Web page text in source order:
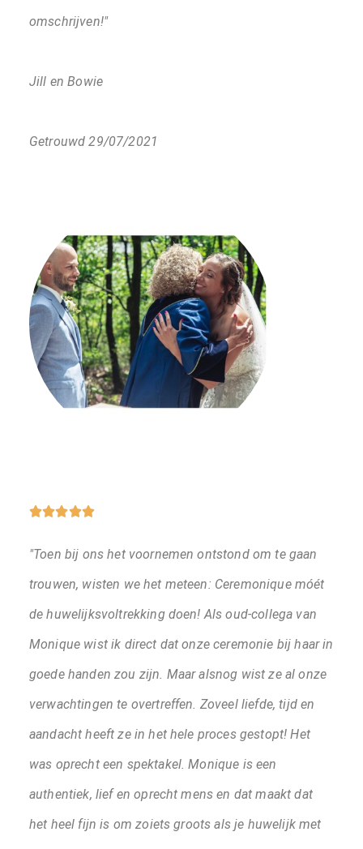
omschrijven!"
Jill en Bowie
Getrouwd 29/07/2021

"Toen bij ons het voornemen ontstond om te gaan
trouwen, wisten we het meteen: Ceremonique móét
de huwelijksvoltrekking doen! Als oud-collega van
Monique wist ik direct dat onze ceremonie bij haar in
goede handen zou zijn. Maar alsnog wist ze al onze
verwachtingen te overtreffen. Zoveel liefde, tijd en
aandacht heeft ze in het hele proces gestopt! Het
was oprecht een spektakel. Monique is een
authentiek, lief en oprecht mens en dat maakt dat
het heel fijn is om zoiets groots als je huwelijk met